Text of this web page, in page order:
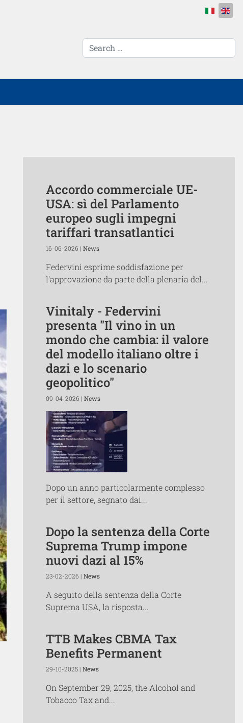
Select your
cerca...
Accordo commerciale UE-
USA: sì del Parlamento
europeo sugli impegni
tariffari transatlantici
16-06-2026 | News
Federvini esprime soddisfazione per
l'approvazione da parte della plenaria del...
Vinitaly - Federvini
presenta "Il vino in un
mondo che cambia: il valore
del modello italiano oltre i
dazi e lo scenario
geopolitico"
09-04-2026 | News
Dopo un anno particolarmente complesso
per il settore, segnato dai...
Dopo la sentenza della Corte
Suprema Trump impone
nuovi dazi al 15%
23-02-2026 | News
A seguito della sentenza della Corte
Suprema USA, la risposta...
TTB Makes CBMA Tax
Benefits Permanent
29-10-2025 | News
On September 29, 2025, the Alcohol and
Tobacco Tax and...